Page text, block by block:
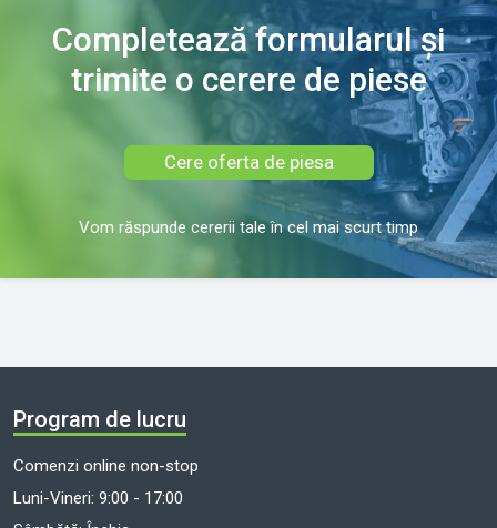
Completează formularul și
trimite o cerere de piese
Cere oferta de piesa
Vom răspunde cererii tale în cel mai scurt timp
Program de lucru
Comenzi online non-stop
Luni-Vineri: 9:00 - 17:00